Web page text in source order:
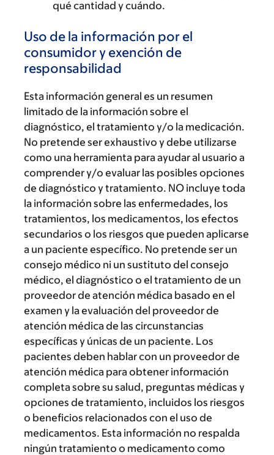
qué cantidad y cuándo.
Uso de la información por el
consumidor y exención de
responsabilidad
Esta información general es un resumen
limitado de la información sobre el
diagnóstico, el tratamiento y/o la medicación.
No pretende ser exhaustivo y debe utilizarse
como una herramienta para ayudar al usuario a
comprender y/o evaluar las posibles opciones
de diagnóstico y tratamiento. NO incluye toda
la información sobre las enfermedades, los
tratamientos, los medicamentos, los efectos
secundarios o los riesgos que pueden aplicarse
a un paciente específico. No pretende ser un
consejo médico ni un sustituto del consejo
médico, el diagnóstico o el tratamiento de un
proveedor de atención médica basado en el
examen y la evaluación del proveedor de
atención médica de las circunstancias
específicas y únicas de un paciente. Los
pacientes deben hablar con un proveedor de
atención médica para obtener información
completa sobre su salud, preguntas médicas y
opciones de tratamiento, incluidos los riesgos
o beneficios relacionados con el uso de
medicamentos. Esta información no respalda
ningún tratamiento o medicamento como